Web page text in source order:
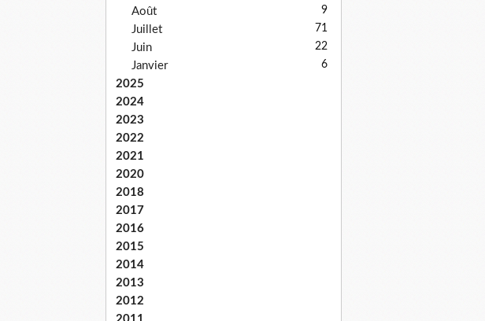
Août
9
Juillet 71
Juin 22
Janvier 6
2025
2024
2023
2022
2021
2020
2018
2017
2016
2015
2014
2013
2012